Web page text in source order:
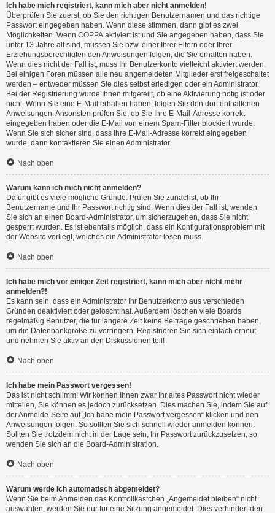
Ich habe mich registriert, kann mich aber nicht anmelden!
Überprüfen Sie zuerst, ob Sie den richtigen Benutzernamen und das richtige
Passwort eingegeben haben. Wenn diese stimmen, dann gibt es zwei
Möglichkeiten. Wenn COPPA aktiviert ist und Sie angegeben haben, dass Sie
unter 13 Jahre alt sind, müssen Sie bzw. einer Ihrer Eltern oder Ihrer
Erziehungsberechtigten den Anweisungen folgen, die Sie erhalten haben.
Wenn dies nicht der Fall ist, muss Ihr Benutzerkonto vielleicht aktiviert werden.
Bei einigen Foren müssen alle neu angemeldeten Mitglieder erst freigeschaltet
werden – entweder müssen Sie dies selbst erledigen oder ein Administrator.
Bei der Registrierung wurde Ihnen mitgeteilt, ob eine Aktivierung nötig ist oder
nicht. Wenn Sie eine E-Mail erhalten haben, folgen Sie den dort enthaltenen
Anweisungen. Ansonsten prüfen Sie, ob Sie Ihre E-Mail-Adresse korrekt
eingegeben haben oder die E-Mail von einem Spam-Filter blockiert wurde.
Wenn Sie sich sicher sind, dass Ihre E-Mail-Adresse korrekt eingegeben
wurde, dann kontaktieren Sie einen Administrator.
Nach oben
Warum kann ich mich nicht anmelden?
Dafür gibt es viele mögliche Gründe. Prüfen Sie zunächst, ob Ihr
Benutzername und Ihr Passwort richtig sind. Wenn dies der Fall ist, wenden
Sie sich an einen Board-Administrator, um sicherzugehen, dass Sie nicht
gesperrt wurden. Es ist ebenfalls möglich, dass ein Konfigurationsproblem mit
der Website vorliegt, welches ein Administrator lösen muss.
Nach oben
Ich habe mich vor einiger Zeit registriert, kann mich aber nicht mehr
anmelden?!
Es kann sein, dass ein Administrator Ihr Benutzerkonto aus verschieden
Gründen deaktiviert oder gelöscht hat. Außerdem löschen viele Boards
regelmäßig Benutzer, die für längere Zeit keine Beiträge geschrieben haben,
um die Datenbankgröße zu verringern. Registrieren Sie sich einfach erneut
und nehmen Sie aktiv an den Diskussionen teil!
Nach oben
Ich habe mein Passwort vergessen!
Das ist nicht schlimm! Wir können Ihnen zwar Ihr altes Passwort nicht wieder
mitteilen, Sie können es jedoch zurücksetzen. Dies machen Sie, indem Sie auf
der Anmelde-Seite auf „Ich habe mein Passwort vergessen“ klicken und den
Anweisungen folgen. So sollten Sie sich schnell wieder anmelden können.
Sollten Sie trotzdem nicht in der Lage sein, Ihr Passwort zurückzusetzen, so
wenden Sie sich an die Board-Administration.
Nach oben
Warum werde ich automatisch abgemeldet?
Wenn Sie beim Anmelden das Kontrollkästchen „Angemeldet bleiben“ nicht
auswählen, werden Sie nur für eine Sitzung angemeldet. Dies verhindert den